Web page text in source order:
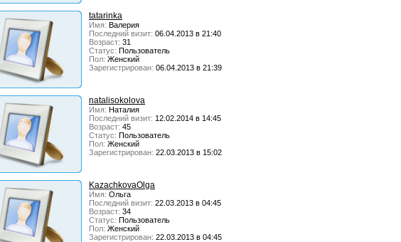
tatarinka
Имя: Валерия
Последний визит: 06.04.2013 в 21:40
Возраст: 31
Статус: Пользователь
Пол: Женский
Зарегистрирован: 06.04.2013 в 21:39
natalisokolova
Имя: Наталия
Последний визит: 12.02.2014 в 14:45
Возраст: 45
Статус: Пользователь
Пол: Женский
Зарегистрирован: 22.03.2013 в 15:02
KazachkovaOlga
Имя: Ольга
Последний визит: 22.03.2013 в 04:45
Возраст: 34
Статус: Пользователь
Пол: Женский
Зарегистрирован: 22.03.2013 в 04:45